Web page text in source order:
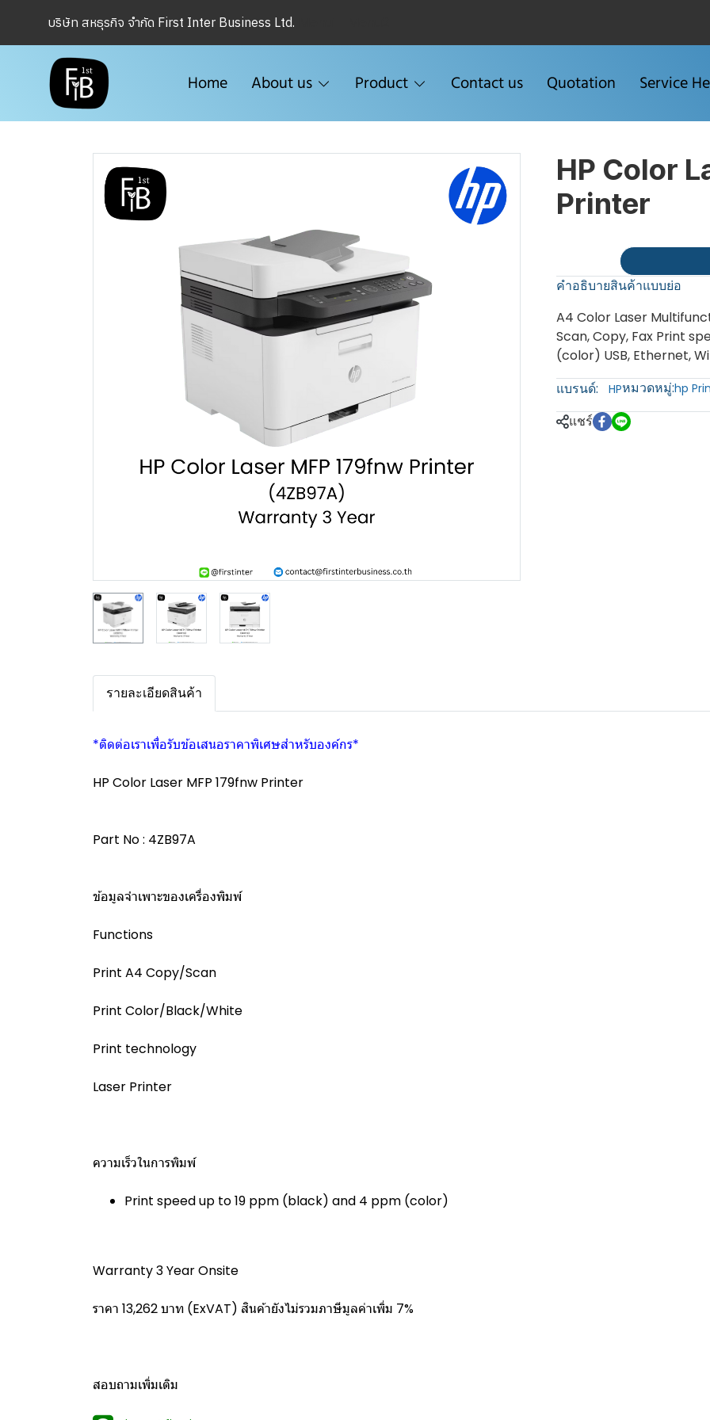
บริษัท สหธุรกิจ จำกัด First Inter Business Ltd.
Home About us Product Contact us Quotation Service
HP Color
Printer
คำอธิบายสินค้าแบบย่อ
A4 Color Laser
Scan, Copy, Fax Print
(color) USB, Ethernet,
แบรนด์:
HPหมวดหมู่:hp
แชร์
รายละเอียดสินค้า
*ติดต่อเราเพื่อรับข้อเสนอราคาพิเศษสำหรับองค์กร*
HP Color Laser MFP 179fnw Printer
Part No : 4ZB97A
ข้อมูลจำเพาะของเครื่องพิมพ์
Functions
Print A4 Copy/Scan
Print Color/Black/White
Print technology
Laser Printer
ความเร็วในการพิมพ์
Print speed up to 19 ppm (black) and 4 ppm (color)
Warranty 3 Year Onsite
ราคา 13,262 บาท (ExVAT) สินค้ายังไม่รวมภาษีมูลค่าเพิ่ม 7%
สอบถามเพิ่มเติม